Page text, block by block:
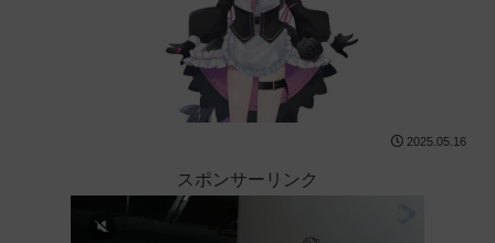
2025.05.16
スポンサーリンク